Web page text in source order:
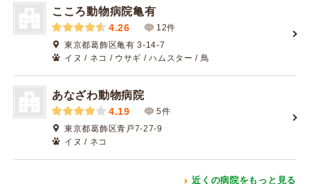
こころ動物病院亀有
4.26
12件
東京都葛飾区亀有 3-14-7
イヌ / ネコ / ウサギ / ハムスター / 鳥
あなざわ動物病院
4.19
5件
東京都葛飾区青戸7-27-9
イヌ / ネコ
近くの病院をもっと見る